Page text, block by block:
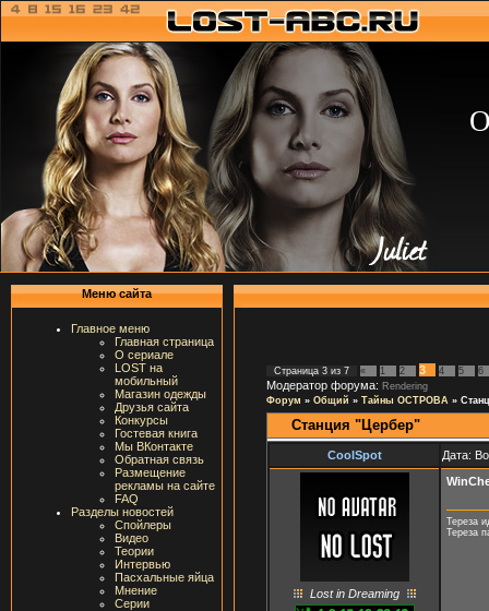
Меню сайта
Главное меню
Главная страница
О сериале
LOST на
мобильный
Магазин одежды
Друзья сайта
Конкурсы
Гостевая книга
Мы ВКонтакте
Обратная связь
Размещение
рекламы на сайте
FAQ
Разделы новостей
Спойлеры
Видео
Теории
Интервью
Пасхальные яйца
Мнение
Серии
Страница 3 из 7 « 1 2 3 4 5 6
Модератор форума: Rendering
Форум » Общий » Тайны ОСТРОВА »
Станция "Цербер"
CoolSpot Дата:
Lost in Dreaming
Тереза
Тереза